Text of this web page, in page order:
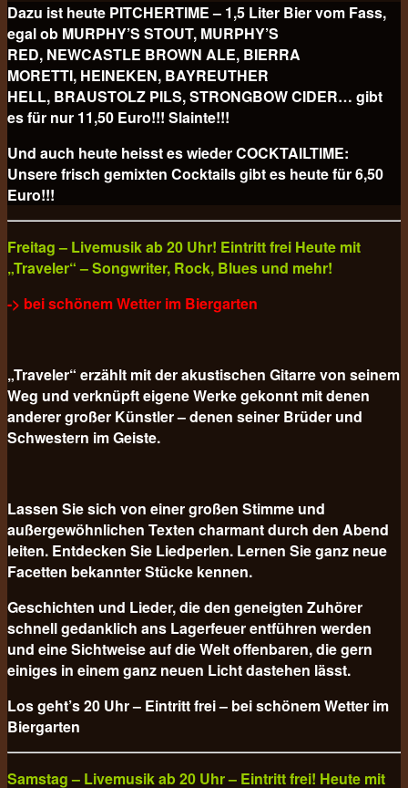
Dazu ist heute PITCHERTIME – 1,5 Liter Bier vom Fass,
egal ob MURPHY’S STOUT, MURPHY’S
RED, NEWCASTLE BROWN ALE, BIERRA
MORETTI, HEINEKEN, BAYREUTHER
HELL, BRAUSTOLZ PILS, STRONGBOW CIDER… gibt
es für nur 11,50 Euro!!! Slainte!!!
Und auch heute heisst es wieder COCKTAILTIME:
Unsere frisch gemixten Cocktails gibt es heute für6,50
Euro!!!
Freitag – Livemusik ab 20 Uhr! Eintritt frei Heute mit
„Traveler“ – Songwriter, Rock, Blues und mehr!
-> bei schönem Wetter im Biergarten
„Traveler“ erzählt mit der akustischen Gitarre von seinem
Weg und verknüpft eigene Werke gekonnt mit denen
anderer großer Künstler – denen seiner Brüder und
Schwestern im Geiste.
Lassen Sie sich von einer großen Stimme und
außergewöhnlichen Texten charmant durch den Abend
leiten. Entdecken Sie Liedperlen. Lernen Sie ganz neue
Facetten bekannter Stücke kennen.
Geschichten und Lieder, die den geneigten Zuhörer
schnell gedanklich ans Lagerfeuer entführen werden
und eine Sichtweise auf die Welt offenbaren, die gern
einiges in einem ganz neuen Licht dastehen lässt.
Los geht’s 20 Uhr – Eintritt frei – bei schönem Wetter im
Biergarten
Samstag – Livemusik ab 20 Uhr – Eintritt frei! Heute mit